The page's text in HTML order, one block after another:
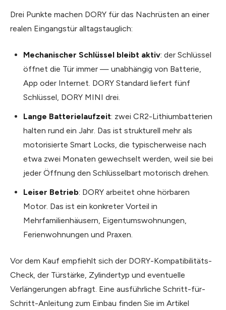
Drei Punkte machen DORY für das Nachrüsten an einer
realen Eingangstür alltagstauglich:
Mechanischer Schlüssel bleibt aktiv: der Schlüssel
öffnet die Tür immer — unabhängig von Batterie,
App oder Internet. DORY Standard liefert fünf
Schlüssel, DORY MINI drei.
Lange Batterielaufzeit: zwei CR2-Lithiumbatterien
halten rund ein Jahr. Das ist strukturell mehr als
motorisierte Smart Locks, die typischerweise nach
etwa zwei Monaten gewechselt werden, weil sie bei
jeder Öffnung den Schlüsselbart motorisch drehen.
Leiser Betrieb: DORY arbeitet ohne hörbaren
Motor. Das ist ein konkreter Vorteil in
Mehrfamilienhäusern, Eigentumswohnungen,
Ferienwohnungen und Praxen.
Vor dem Kauf empfiehlt sich der DORY-Kompatibilitäts-
Check, der Türstärke, Zylindertyp und eventuelle
Verlängerungen abfragt. Eine ausführliche Schritt-für-
Schritt-Anleitung zum Einbau finden Sie im Artikel